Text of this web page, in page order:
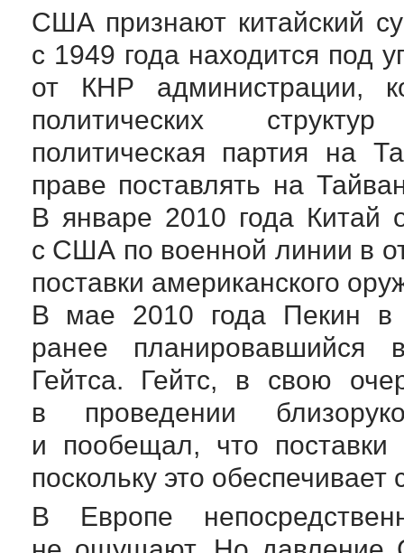
США признают китайский
с 1949 года находится под
от КНР администрации,
политических
политическая партия на
праве поставлять на
В январе 2010 года Китай
с США по военной линии в
поставки американского
В мае 2010 года Пекин в
ранее планировавшийся
Гейтса. Гейтс, в свою
в проведении
и пообещал, что
поскольку это обеспечивает
В Европе